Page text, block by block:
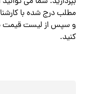
مطلب درج شده با
و سپس از لیست قیمت
کنید.